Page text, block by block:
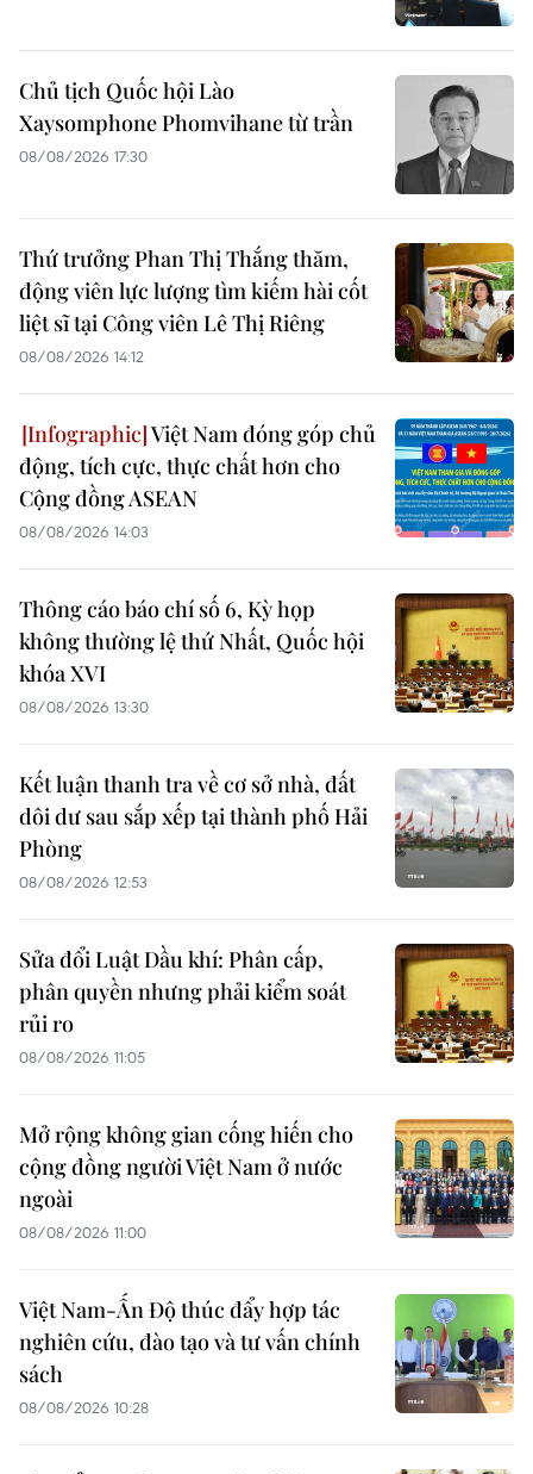
Chủ tịch Quốc hội Lào
Xaysomphone Phomvihane từ trần
08/08/2026 17:30
Thứ trưởng Phan Thị Thắng thăm,
động viên lực lượng tìm kiếm hài cốt
liệt sĩ tại Công viên Lê Thị Riêng
08/08/2026 14:12
Việt Nam đóng góp chủ
động, tích cực, thực chất hơn cho
Cộng đồng ASEAN
08/08/2026 14:03
Thông cáo báo chí số 6, Kỳ họp
không thường lệ thứ Nhất, Quốc hội
khóa XVI
08/08/2026 13:30
Kết luận thanh tra về cơ sở nhà, đất
dôi dư sau sắp xếp tại thành phố Hải
Phòng
08/08/2026 12:53
Sửa đổi Luật Dầu khí: Phân cấp,
phân quyền nhưng phải kiểm soát
rủi ro
08/08/2026 11:05
Mở rộng không gian cống hiến cho
cộng đồng người Việt Nam ở nước
ngoài
08/08/2026 11:00
Việt Nam-Ấn Độ thúc đẩy hợp tác
nghiên cứu, đào tạo và tư vấn chính
sách
08/08/2026 10:28